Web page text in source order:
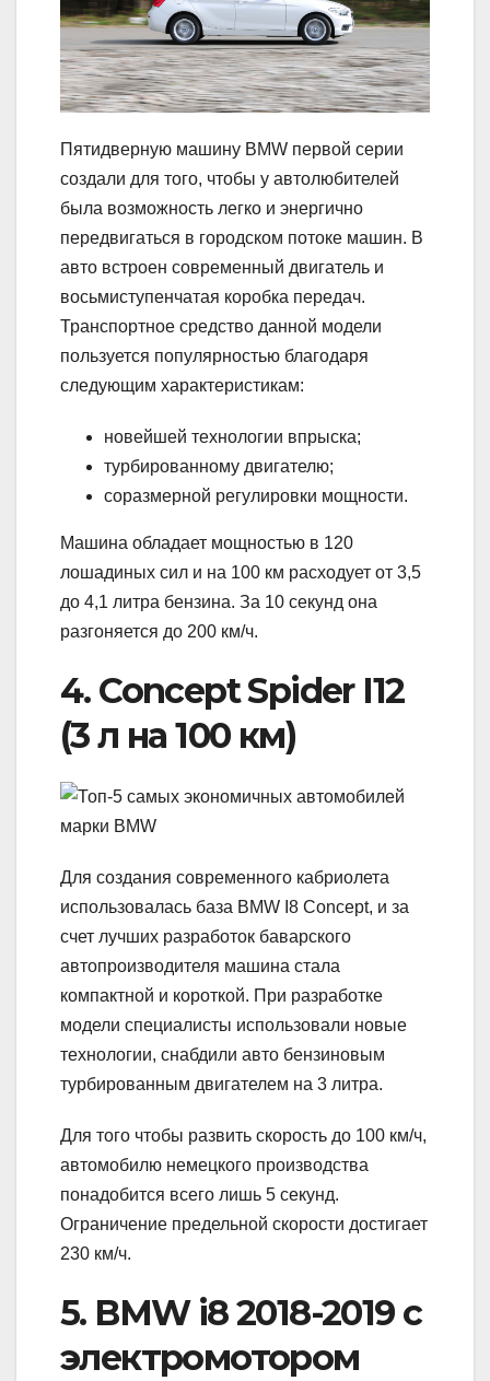
Пятидверную машину BMW первой серии
создали для того, чтобы у автолюбителей
была возможность легко и энергично
передвигаться в городском потоке машин. В
авто встроен современный двигатель и
восьмиступенчатая коробка передач.
Транспортное средство данной модели
пользуется популярностью благодаря
следующим характеристикам:
новейшей технологии впрыска;
турбированному двигателю;
соразмерной регулировки мощности.
Машина обладает мощностью в 120
лошадиных сил и на 100 км расходует от 3,5
до 4,1 литра бензина. За 10 секунд она
разгоняется до 200 км/ч.
4. Concept Spider I12
(3 л на 100 км)
Для создания современного кабриолета
использовалась база BMW I8 Concept, и за
счет лучших разработок баварского
автопроизводителя машина стала
компактной и короткой. При разработке
модели специалисты использовали новые
технологии, снабдили авто бензиновым
турбированным двигателем на 3 литра.
Для того чтобы развить скорость до 100 км/ч,
автомобилю немецкого производства
понадобится всего лишь 5 секунд.
Ограничение предельной скорости достигает
230 км/ч.
5. BMW i8 2018-2019 с
электромотором